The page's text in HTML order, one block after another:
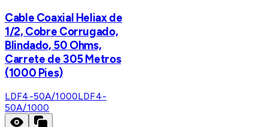
Cable Coaxial Heliax de
1/2, Cobre Corrugado,
Blindado, 50 Ohms,
Carrete de 305 Metros
(1000 Pies)
LDF4-50A/1000LDF4-
50A/1000